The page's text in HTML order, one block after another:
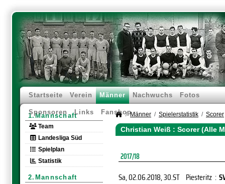
Startseite Verein Männer Nachwuchs Fotos
Sponsoren Links Fanshop
1.Mannschaft
Team
Landesliga Süd
Spielplan
Statistik
2.Mannschaft
Männer Spielerstatistik Scorer
Christian Weiß : Scorer (Alle
2017/18
Sa, 02.06.2018, 30.ST Piesteritz :